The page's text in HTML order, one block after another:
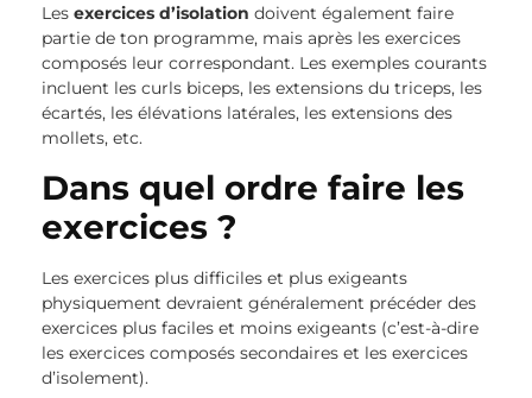
Les exercices d’isolation doivent également faire
partie de ton programme, mais après les exercices
composés leur correspondant. Les exemples courants
incluent les curls biceps, les extensions du triceps, les
écartés, les élévations latérales, les extensions des
mollets, etc.
Dans quel ordre faire les
exercices ?
Les exercices plus difficiles et plus exigeants
physiquement devraient généralement précéder des
exercices plus faciles et moins exigeants (c’est-à-dire
les exercices composés secondaires et les exercices
d’isolement).